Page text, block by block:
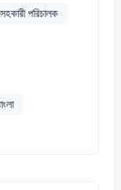
পরিচালক